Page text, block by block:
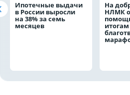
Ипотечные выдачи
в России выросли
на 38% за семь
месяцев
На
НЛМК
итогам